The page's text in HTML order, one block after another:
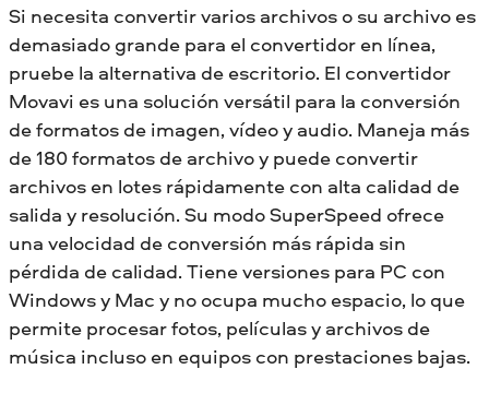
Si necesita convertir varios archivos o su archivo es
demasiado grande para el convertidor en línea,
pruebe la alternativa de escritorio. El convertidor
Movavi es una solución versátil para la conversión
de formatos de imagen, vídeo y audio. Maneja más
de 180 formatos de archivo y puede convertir
archivos en lotes rápidamente con alta calidad de
salida y resolución. Su modo SuperSpeed ofrece
una velocidad de conversión más rápida sin
pérdida de calidad. Tiene versiones para PC con
Windows y Mac y no ocupa mucho espacio, lo que
permite procesar fotos, películas y archivos de
música incluso en equipos con prestaciones bajas.